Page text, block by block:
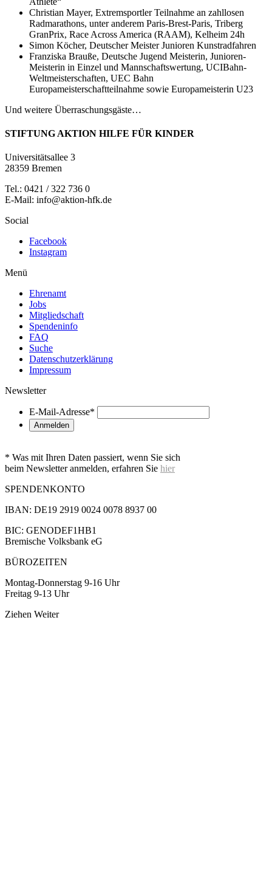
Christian Mayer, Extremsportler Teilnahme an zahllosen
Radmarathons, unter anderem Paris-Brest-Paris, Triberg
GranPrix, Race Across America (RAAM), Kelheim 24h
Simon Köcher, Deutscher Meister Junioren Kunstradfahren
Franziska Brauße, Deutsche Jugend Meisterin, Junioren-
Meisterin in Einzel und Mannschaftswertung, UCIBahn-
Weltmeisterschaften, UEC Bahn
Europameisterschaftteilnahme sowie Europameisterin U23
Und weitere Überraschungsgäste…
STIFTUNG AKTION HILFE FÜR KINDER
Universitätsallee 3
28359 Bremen
Tel.: 0421 / 322 736 0
E-Mail: info@aktion-hfk.de
Social
Facebook
Instagram
Menü
Ehrenamt
Jobs
Mitgliedschaft
Spendeninfo
FAQ
Suche
Datenschutzerklärung
Impressum
Newsletter
E-Mail-Adresse*
* Was mit Ihren Daten passiert, wenn Sie sich
beim Newsletter anmelden, erfahren Sie hier
SPENDENKONTO
IBAN: DE19 2919 0024 0078 8937 00
BIC: GENODEF1HB1
Bremische Volksbank eG
BÜROZEITEN
Montag-Donnerstag 9-16 Uhr
Freitag 9-13 Uhr
Ziehen Weiter